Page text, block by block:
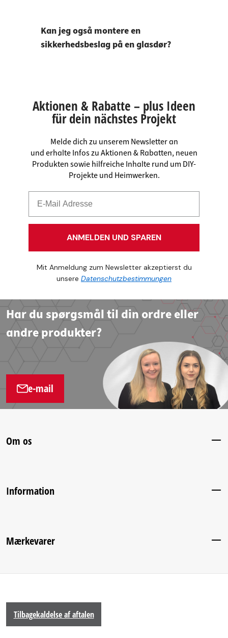
Kan jeg også montere en
sikkerhedsbeslag på en glasdør?
Aktionen & Rabatte – plus Ideen
für dein nächstes Projekt
Melde dich zu unserem Newsletter an
und erhalte Infos zu Aktionen & Rabatten, neuen
Produkten sowie hilfreiche Inhalte rund um DIY-
Projekte und Heimwerken.
ANMELDEN UND SPAREN
Mit Anmeldung zum Newsletter akzeptierst du
unsere Datenschutzbestimmungen
Har du spørgsmål til din ordre eller
andre produkter?
e-mail
Om os
Information
Mærkevarer
Tilbagekaldelse af aftalen